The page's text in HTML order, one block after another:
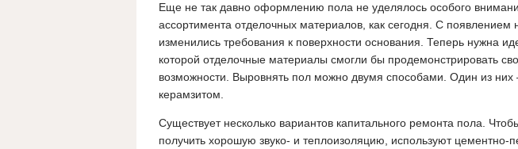
Еще не так давно оформлению пола не уделялось особого
ассортимента отделочных материалов, как сегодня. С появлением
изменились требования к поверхности основания. Теперь нужна
которой отделочные материалы смогли бы продемонстрировать
возможности. Выровнять пол можно двумя способами. Один из них
керамзитом.
Существует несколько вариантов капитального ремонта пола.
получить хорошую звуко- и теплоизоляцию, используют цементно-